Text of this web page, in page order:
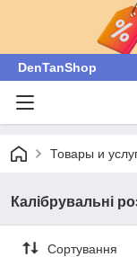
DenTanShop
Товары и
Калібрувальні
Сортування